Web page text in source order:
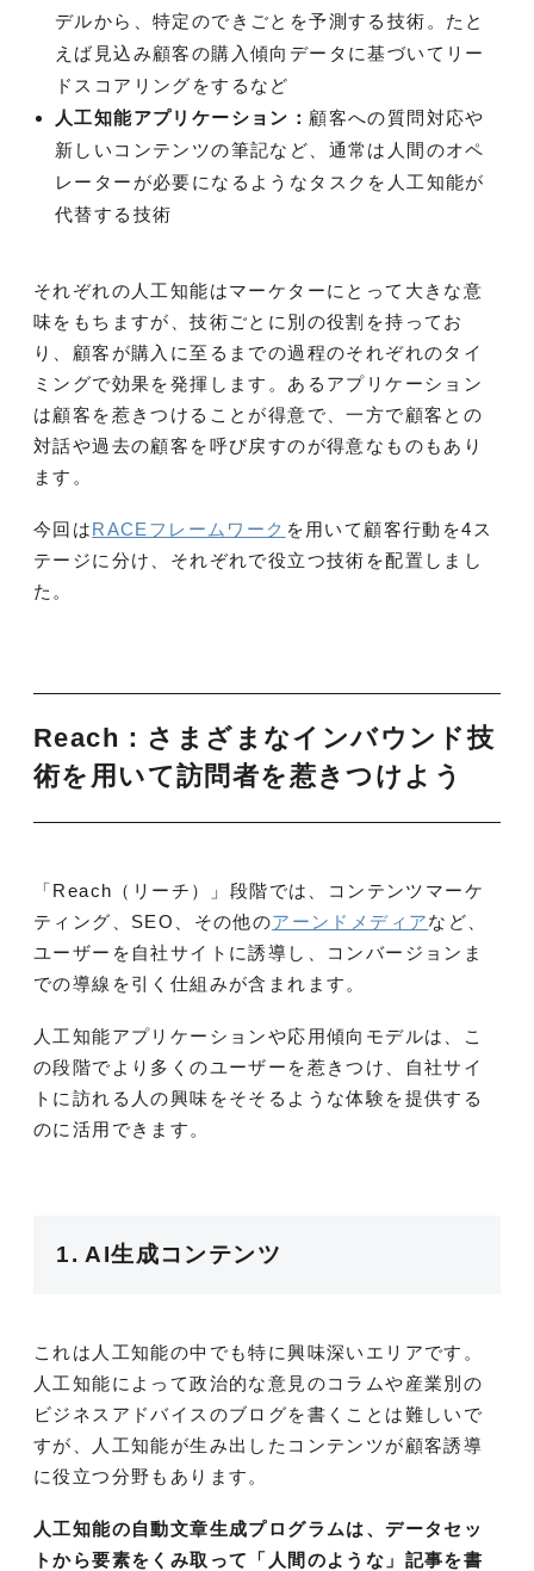
デルから、特定のできごとを予測する技術。たと
えば見込み顧客の購入傾向データに基づいてリー
ドスコアリングをするなど
人工知能アプリケーション： 顧客への質問対応や
新しいコンテンツの筆記など、通常は人間のオペ
レーターが必要になるようなタスクを人工知能が
代替する技術
それぞれの人工知能はマーケターにとって大きな意
味をもちますが、技術ごとに別の役割を持ってお
り、顧客が購入に至るまでの過程のそれぞれのタイ
ミングで効果を発揮します。あるアプリケーション
は顧客を惹きつけることが得意で、一方で顧客との
対話や過去の顧客を呼び戻すのが得意なものもあり
ます。
今回はRACEフレームワーク を用いて顧客行動を4ス
テージに分け、それぞれで役立つ技術を配置しまし
た。
Reach：さまざまなインバウンド技
術を用いて訪問者を惹きつけよう
「Reach（リーチ）」段階では、コンテンツマーケ
ティング、SEO、その他のアーンドメディアなど、
ユーザーを自社サイトに誘導し、コンバージョンま
での導線を引く仕組みが含まれます。
人工知能アプリケーションや応用傾向モデルは、こ
の段階でより多くのユーザーを惹きつけ、自社サイ
トに訪れる人の興味をそそるような体験を提供する
のに活用できます。
1. AI生成コンテンツ
これは人工知能の中でも特に興味深いエリアです。
人工知能によって政治的な意見のコラムや産業別の
ビジネスアドバイスのブログを書くことは難しいで
すが、人工知能が生み出したコンテンツが顧客誘導
に役立つ分野もあります。
人工知能の自動文章生成プログラムは、データセッ
トから要素をくみ取って「人間のような」記事を書